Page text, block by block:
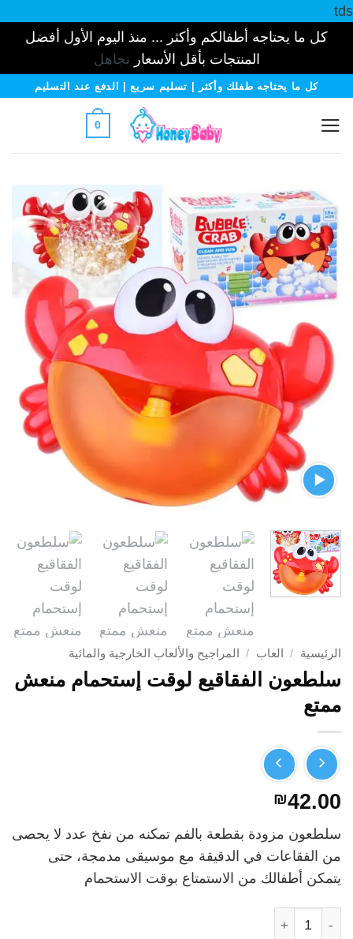
tds
كل ما يحتاجه أطفالكم وأكثر ... منذ اليوم الأول أفضل
المنتجات بأقل الأسعارتجاهل
تخطيكل ما يحتاجه طفلك وأكثر | تسليم سريع | الدفع عند التسليم
0
الرئيسية / العاب / المراجيح والألعاب الخارجية والمائية
سلطعون الفقاقيع لوقت إستحمام منعش
ممتع
₪42.00
سلطعون مزودة بقطعة بالفم تمكنه من نفخ عدد لا يحصى
من الفقاعات في الدقيقة مع موسيقى مدمجة، حتى
يتمكن أطفالك من الاستمتاع بوقت الاستحمام